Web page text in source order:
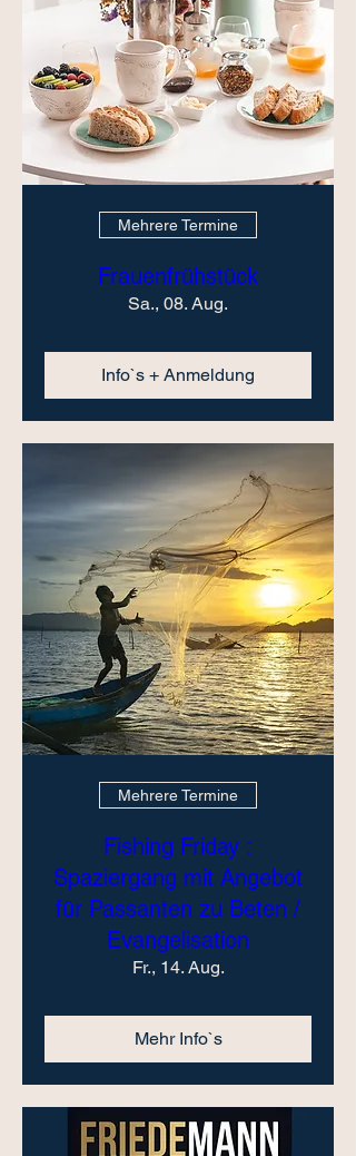
Mehrere Termine
Frauenfrühstück
Sa., 08. Aug.
Info`s + Anmeldung
Mehrere Termine
Fishing Friday :
Spaziergang mit Angebot
für Passanten zu Beten /
Evangelisation
Fr., 14. Aug.
Mehr Info`s